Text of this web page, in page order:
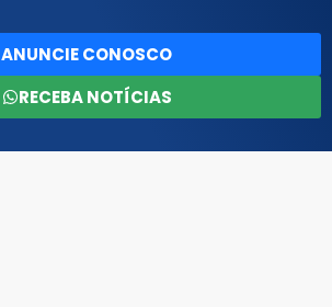
ANUNCIE CONOSCO
RECEBA NOTÍCIAS